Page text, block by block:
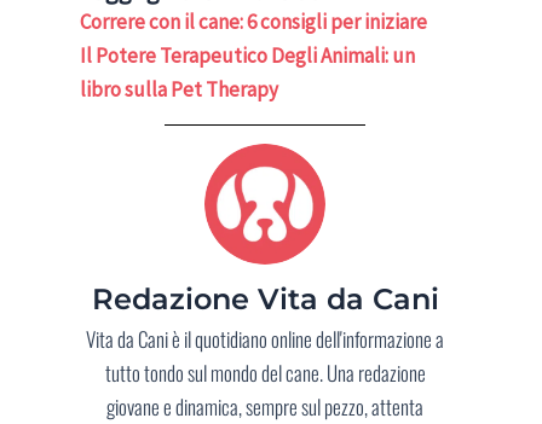
Correre con il cane: 6 consigli per iniziare
Il Potere Terapeutico Degli Animali: un
libro sulla Pet Therapy
Redazione Vita da Cani
Vita da Cani è il quotidiano online dell'informazione a
tutto tondo sul mondo del cane. Una redazione
giovane e dinamica, sempre sul pezzo, attenta